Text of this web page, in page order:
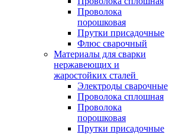
Проволока
порошковая
Прутки присадочные
Флюс сварочный
Материалы для сварки
нержавеющих и
жаростойких сталей
Электроды сварочные
Проволока сплошная
Проволока
порошковая
Прутки присадочные